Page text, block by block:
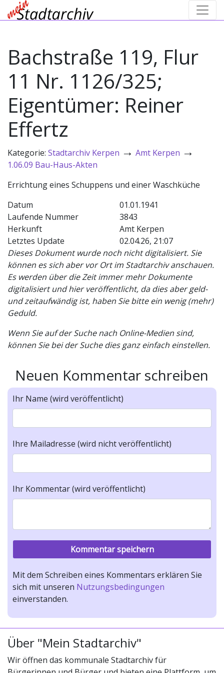
Bachstraße 119, Flur
11 Nr. 1126/325;
Eigentümer: Reiner
Effertz
Kategorie: Stadtarchiv Kerpen → Amt Kerpen →
1.06.09 Bau-Haus-Akten
Errichtung eines Schuppens und einer Waschküche
Datum
01.01.1941
Laufende Nummer
3843
Herkunft
Amt Kerpen
Letztes Update
02.04.26, 21:07
Dieses Dokument wurde noch nicht digitalisiert. Sie
können es sich aber vor Ort im Stadtarchiv anschauen.
Es werden über die Zeit immer mehr Dokumente
digitalisiert und hier veröffentlicht, da dies aber geld-
und zeitaufwändig ist, haben Sie bitte ein wenig (mehr)
Geduld.
Wenn Sie auf der Suche nach Online-Medien sind,
können Sie bei der Suche dies ganz einfach einstellen.
Neuen Kommentar schreiben
Ihr Name (wird veröffentlicht)
Ihre Mailadresse (wird nicht veröffentlicht)
Ihr Kommentar (wird veröffentlicht)
Mit dem Schreiben eines Kommentars erklären Sie
sich mit unseren Nutzungsbedingungen
einverstanden.
Über "Mein Stadtarchiv"
Wir öffnen das kommunale Stadtarchiv für